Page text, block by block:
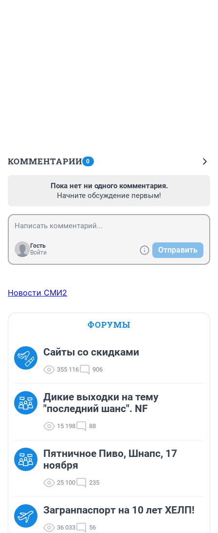
КОММЕНТАРИИ 0
Пока нет ни одного комментария.
Начните обсуждение первым!
Гость
Войти
Отправить
Новости СМИ2
ФОРУМЫ
Сайты со скидками
355 116 906
Дикие выходки на тему
"последний шанс". NF
15 198 88
Пятничное Пиво, Шнапс, 17
ноября
25 100 235
Загранпаспорт на 10 лет ХЕЛП!
36 033 56